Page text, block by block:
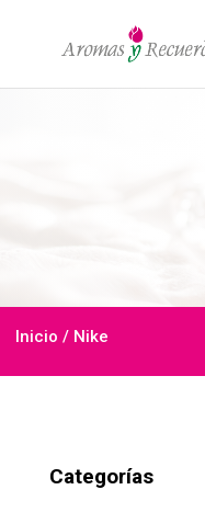
Inicio / Nike
Categorías